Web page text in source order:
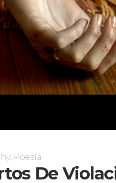
, Poesía
De